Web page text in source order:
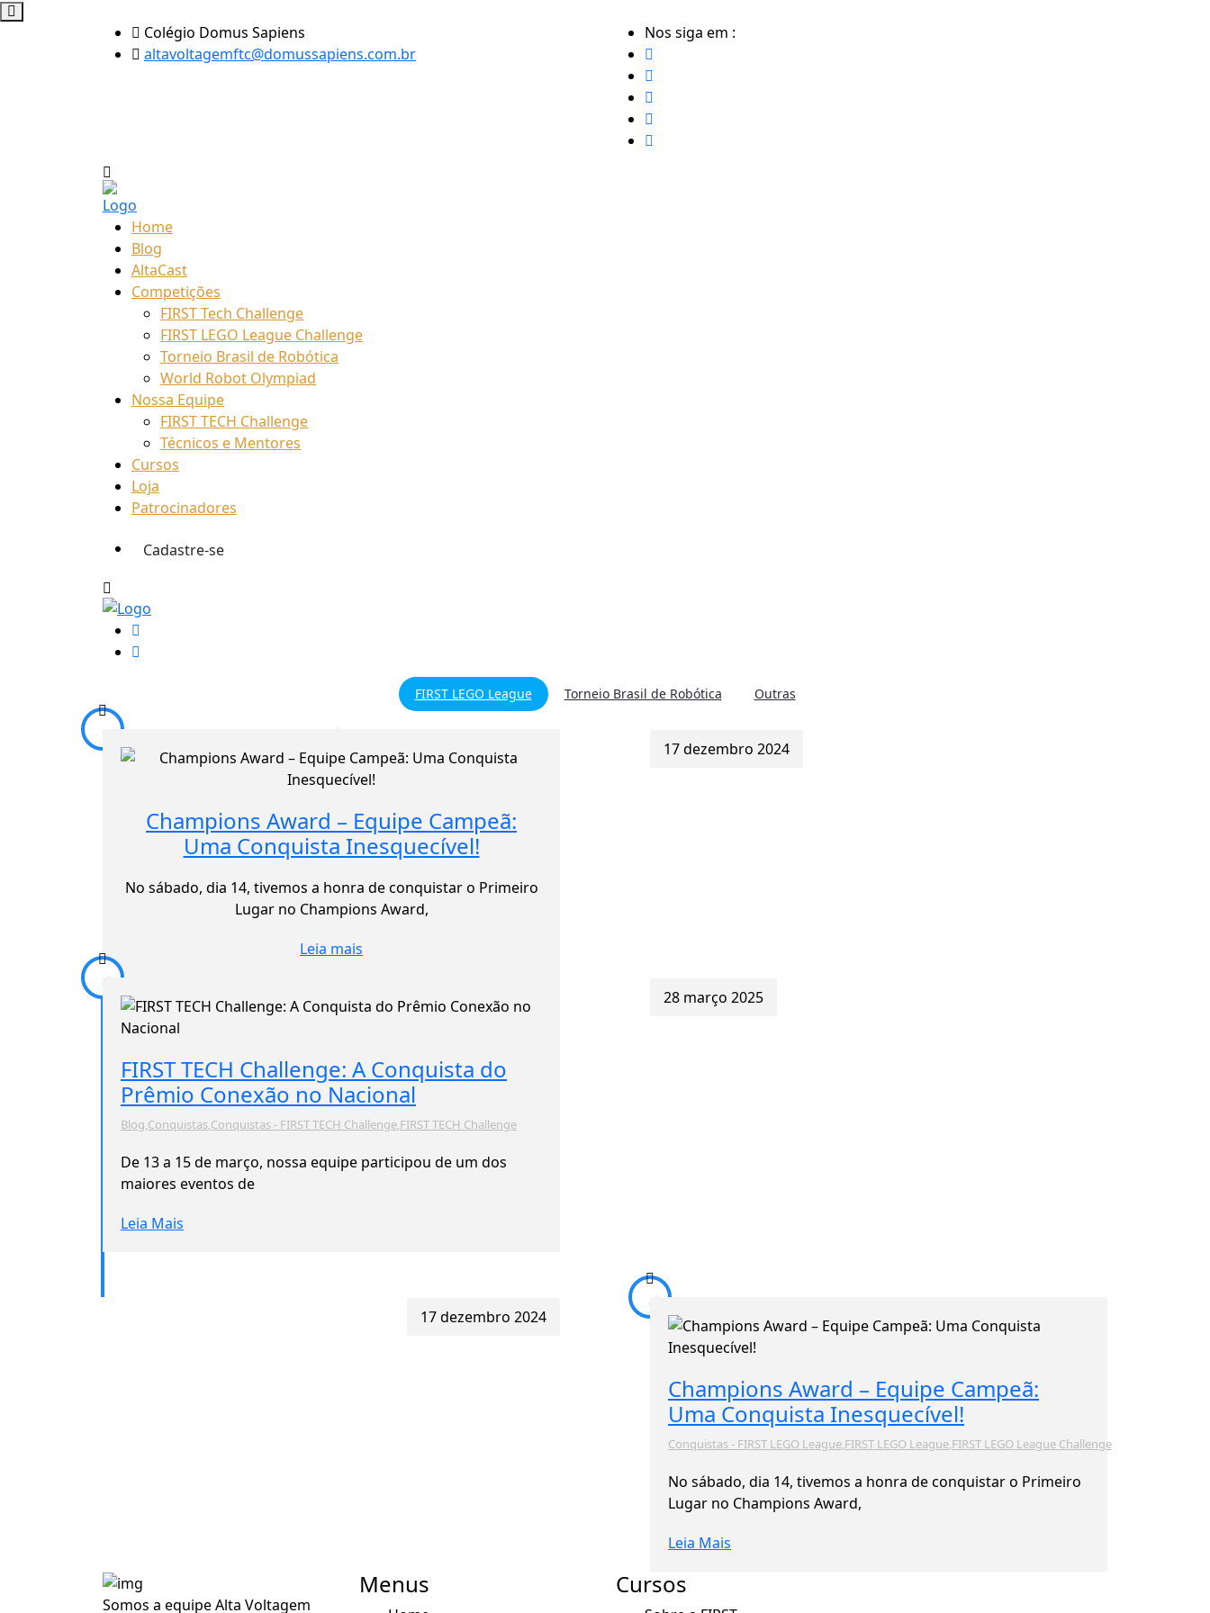
Colégio Domus Sapiens
altavoltagemftc@domussapiens.com.br
Nos siga em :
Home
Blog
AltaCast
Competições
FIRST Tech Challenge
FIRST LEGO League Challenge
Torneio Brasil de Robótica
World Robot Olympiad
Nossa Equipe
FIRST TECH Challenge
Técnicos e Mentores
Cursos
Loja
Patrocinadores
Cadastre-se
FIRST LEGO League Torneio Brasil de Robótica Outras
Champions Award – Equipe Campeã:
Uma Conquista Inesquecível!
No sábado, dia 14, tivemos a honra de conquistar o Primeiro
Lugar no Champions Award,
Leia mais
17 dezembro 2024
FIRST TECH Challenge: A Conquista do
Prêmio Conexão no Nacional
Blog,Conquistas,Conquistas - FIRST TECH Challenge,FIRST TECH Challenge
De 13 a 15 de março, nossa equipe participou de um dos
maiores eventos de
Leia Mais
28 março 2025
17 dezembro 2024
Champions Award – Equipe Campeã:
Uma Conquista Inesquecível!
Conquistas - FIRST LEGO League,FIRST LEGO League,FIRST LEGO League Challenge
No sábado, dia 14, tivemos a honra de conquistar o Primeiro
Lugar no Champions Award,
Leia Mais
Somos a equipe Alta Voltagem
Menus Cursos